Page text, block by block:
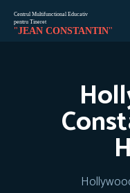
🇷🇴 🇬🇧
Asistent Centrul Jean